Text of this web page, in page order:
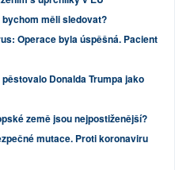
měli sledovat?
Operace byla úspěšná. Pacient
Donalda Trumpa jako
země jsou nejpostiženější?
mutace. Proti koronaviru